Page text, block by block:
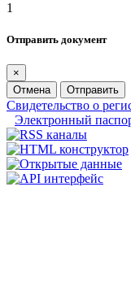
1
Отправить документ
×
Отмена
Отправить
Свидетельство о
Электронный